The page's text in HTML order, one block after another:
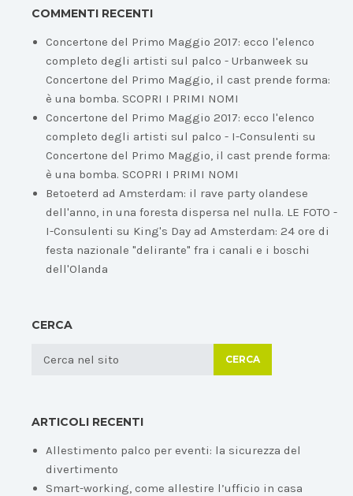
COMMENTI RECENTI
Concertone del Primo Maggio 2017: ecco l'elenco
completo degli artisti sul palco - Urbanweek su
Concertone del Primo Maggio, il cast prende forma:
è una bomba. SCOPRI I PRIMI NOMI
Concertone del Primo Maggio 2017: ecco l'elenco
completo degli artisti sul palco - I-Consulenti su
Concertone del Primo Maggio, il cast prende forma:
è una bomba. SCOPRI I PRIMI NOMI
Betoeterd ad Amsterdam: il rave party olandese
dell'anno, in una foresta dispersa nel nulla. LE FOTO -
I-Consulenti su King's Day ad Amsterdam: 24 ore di
festa nazionale "delirante" fra i canali e i boschi
dell'Olanda
CERCA
CERCA
ARTICOLI RECENTI
Allestimento palco per eventi: la sicurezza del
divertimento
Smart-working, come allestire l’ufficio in casa